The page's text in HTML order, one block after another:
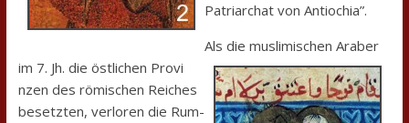
Patriarchat von Antiochia”.
Als die muslimischen Araber
im 7. Jh. die östlichen Provi
nzen des römischen Reiches
besetzten, verloren die Rum-